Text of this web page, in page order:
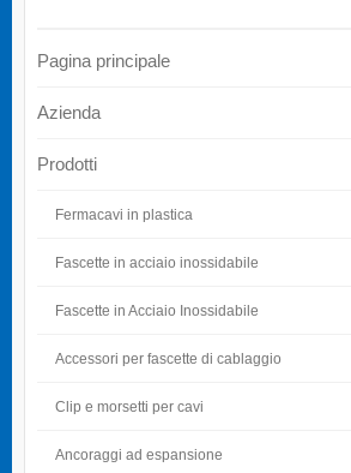
Pagina principale
Azienda
Prodotti
Fermacavi in plastica
Fascette in acciaio inossidabile
Fascette in Acciaio Inossidabile
Accessori per fascette di cablaggio
Clip e morsetti per cavi
Ancoraggi ad espansione